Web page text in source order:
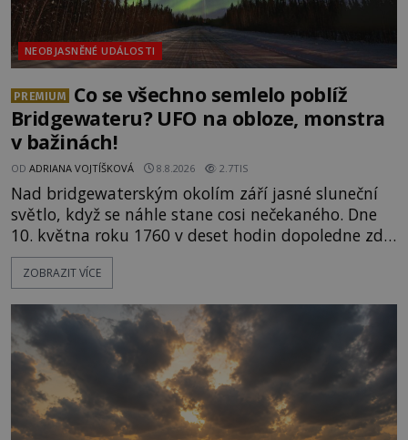
NEOBJASNĚNÉ UDÁLOSTI
PREMIUM
Co se všechno semlelo poblíž
Bridgewateru? UFO na obloze, monstra
v bažinách!
OD ADRIANA VOJTÍŠKOVÁ 8.8.2026 2.7TIS
Nad bridgewaterským okolím září jasné sluneční
světlo, když se náhle stane cosi nečekaného. Dne
10. května roku 1760 v deset hodin dopoledne zde
dojde k vůbec prvnímu historicky doloženému
přeletu UFO. Podle záznamů vyzařuje takové
jen o nějaký optický klam, nebo se zde skutečně
právě vznáší mimozemská loď
ZOBRAZIT VÍCE